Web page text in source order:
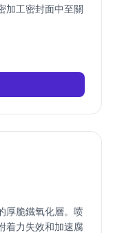
加工密封面中至關
厚脆鐵氧化層。喷
着力失效和加速腐